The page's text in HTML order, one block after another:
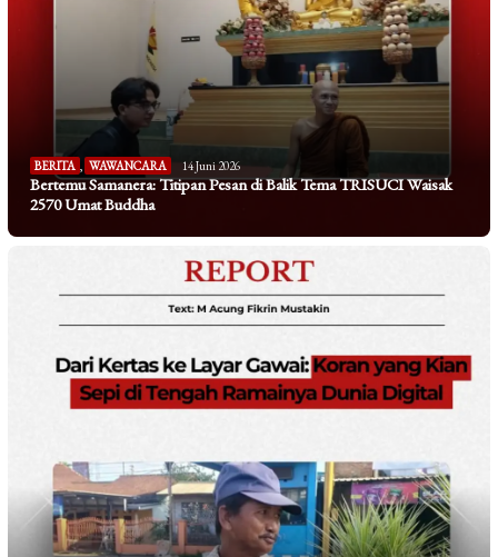
BERITA , WAWANCARA 14 Juni 2026
Bertemu Samanera: Titipan Pesan di Balik Tema TRISUCI Waisak
2570 Umat Buddha